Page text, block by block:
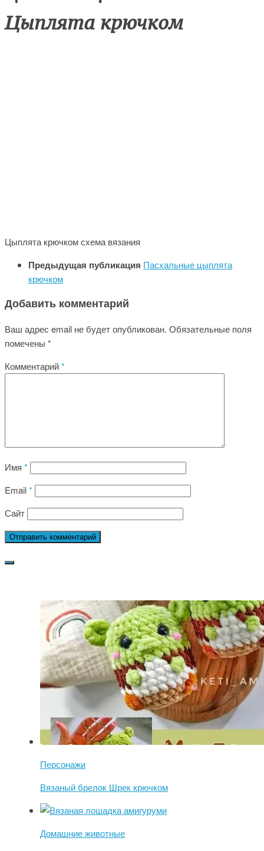
Цыплята крючком
Цыплята крючком схема вязания
Предыдущая публикация Пасхальные цыплята
крючком
Добавить комментарий
Ваш адрес email не будет опубликован. Обязательные поля
помечены *
Комментарий*
Имя *
Email*
Сайт
Персонажи
Вязаный брелок Шрек крючком
Домашние животные